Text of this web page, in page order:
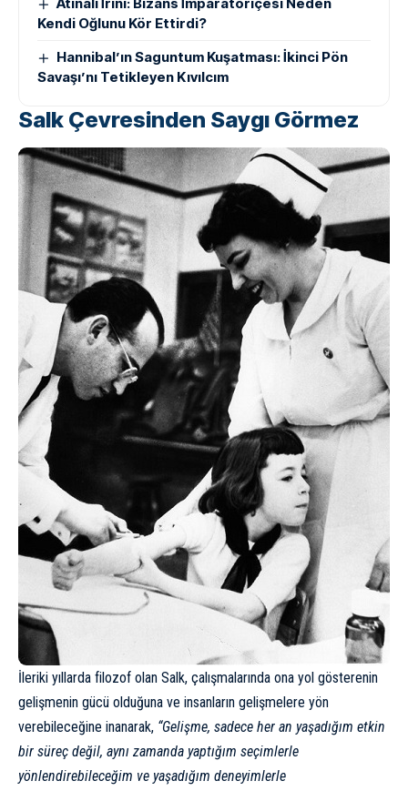
Kendi Oğlunu Kör Ettirdi?
Hannibal’ın Saguntum Kuşatması: İkinci Pön
Savaşı’nı Tetikleyen Kıvılcım
Salk Çevresinden Saygı Görmez
İleriki yıllarda filozof olan Salk, çalışmalarında ona yol gösterenin
gelişmenin gücü olduğuna ve insanların gelişmelere yön
verebileceğine inanarak, “Gelişme, sadece her an yaşadığım etkin
bir süreç değil, aynı zamanda yaptığım seçimlerle
yönlendirebileceğim ve yaşadığım deneyimlerle